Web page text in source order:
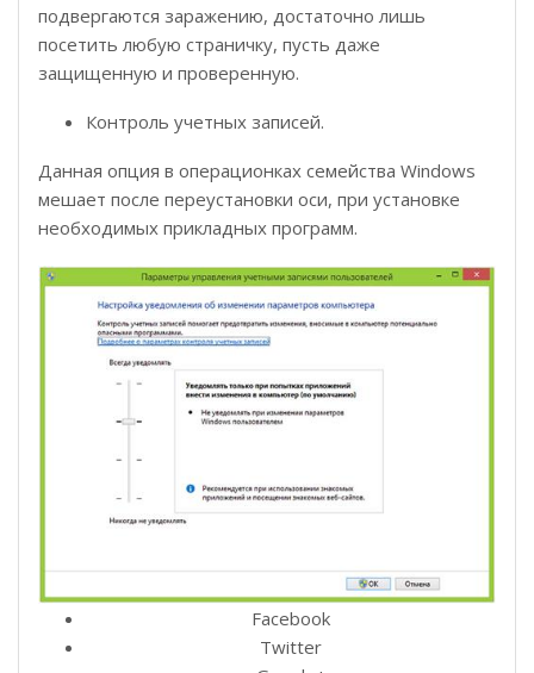
подвергаются заражению, достаточно лишь
посетить любую страничку, пусть даже
защищенную и проверенную.
Контроль учетных записей.
Данная опция в операционках семейства Windows
мешает после переустановки оси, при установке
необходимых прикладных программ.
Facebook
Twitter